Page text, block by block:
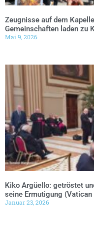
Zeugnisse auf dem
Gemeinschaften laden zu
Mai 9, 2026
Kiko Argüello: getröstet
seine Ermutigung (Vatican
Januar 23, 2026